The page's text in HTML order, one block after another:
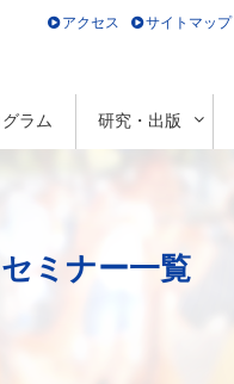
ラム 研究・出版
アクセス サイトマップ
ミナー一覧